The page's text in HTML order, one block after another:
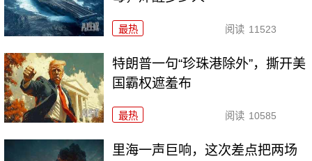
最热 阅读 11523
特朗普一句“珍珠港除外”，撕开美
国霸权遮羞布
最热 阅读 10585
里海一声巨响，这次差点把两场